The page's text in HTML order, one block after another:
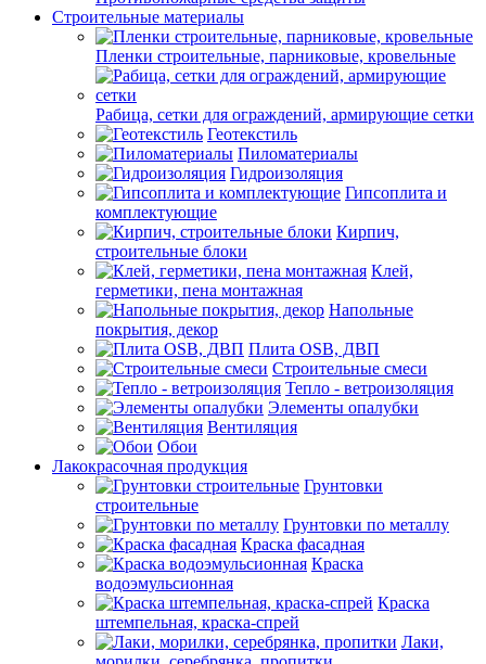
Строительные материалы
Пленки строительные, парниковые, кровельные
Рабица, сетки для ограждений, армирующие сетки
Геотекстиль
Пиломатериалы
Гидроизоляция
Гипсоплита и
комплектующие
Кирпич,
строительные блоки
Клей,
герметики, пена монтажная
Напольные
покрытия, декор
Плита OSB, ДВП
Строительные смеси
Тепло - ветроизоляция
Элементы опалубки
Вентиляция
Обои
Лакокрасочная продукция
Грунтовки
строительные
Грунтовки по металлу
Краска фасадная
Краска
водоэмульсионная
Краска
штемпельная, краска-спрей
Лаки,